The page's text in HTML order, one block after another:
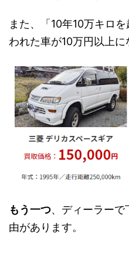
また、「10年10万キロ
われた車が10万円以上に
もう一つ、ディーラー
由があります。